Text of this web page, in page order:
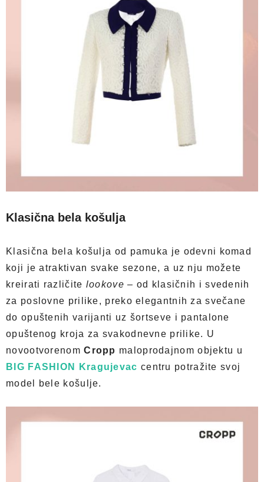
Klasična bela košulja
Klasična bela košulja od pamuka je odevni komad
koji je atraktivan svake sezone, a uz nju možete
kreirati različite lookove– od klasičnih i svedenih
za poslovne prilike, preko elegantnih za svečane
do opuštenih varijanti uz šortseve i pantalone
opuštenog kroja za svakodnevne prilike. U
novootvorenomCropp maloprodajnom objektu u
BIG FASHION Kragujevac centru potražite svoj
model bele košulje.